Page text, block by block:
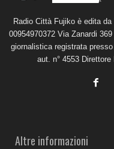
Radio Città Fujiko è edita
00954970372 Via Zanardi
giornalistica registrata
aut. n° 4553
Altre informazioni